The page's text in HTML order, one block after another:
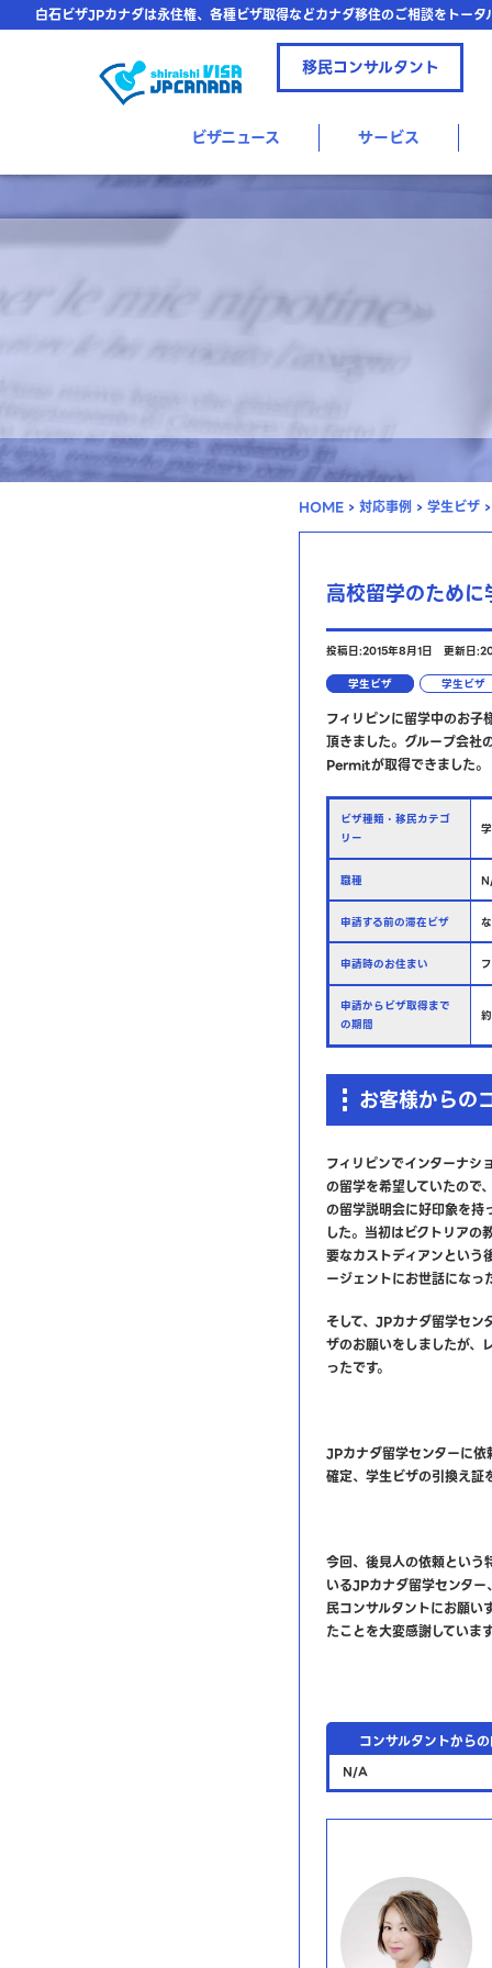
白石ビザJPカナダは永住権、各種ビザ取得などカナダ移住のご相談をトータ
移民コンサルタント
ビザニュース サービス
HOME › 対応事例 › 学生ビザ ›
高校留学のため
投稿日:2015年8月1日
更新日
学生ビザ
学生ビザ
フィリピンに留学中のお子
頂きました。グループ会
Permitが取得できました。
ビザ種類・移民カテゴ
リー
職種
申請する前の滞在ビザ
申請時のお住まい
申請からビザ取得まで
の期間
お客様からの
フィリピンでインターナシ
の留学を希望していたので
の留学説明会に好印象を持
した。当初はビクトリアの
要なカストディアンという
ージェントにお世話になっ
そして、JPカナダ留学セ
ザのお願いをしましたが、
ったです。
JPカナダ留学センターに
確定、学生ビザの引換え証
今回、後見人の依頼という
いるJPカナダ留学センタ
民コンサルタントにお願い
たことを大変感謝していま
コンサルタントから
N/A